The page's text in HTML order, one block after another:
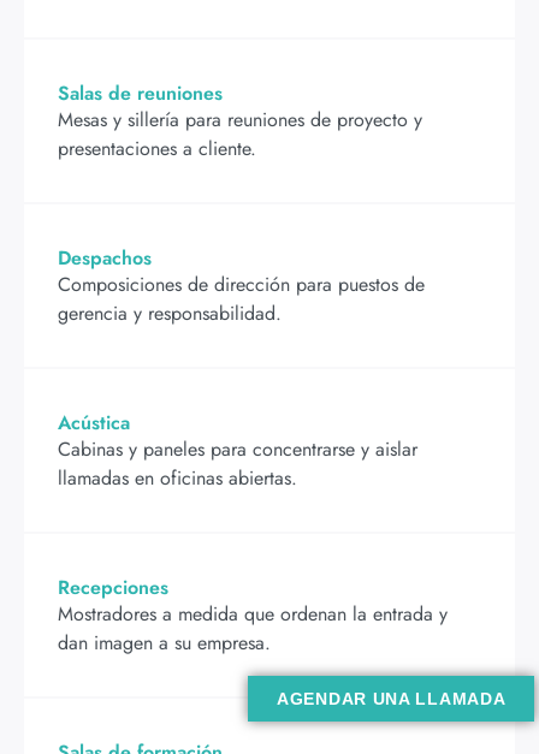
AGENDAR UNA LLAMADA
Salas de reuniones
Mesas y sillería para reuniones de proyecto y
presentaciones a cliente.
Despachos
Composiciones de dirección para puestos de
gerencia y responsabilidad.
Acústica
Cabinas y paneles para concentrarse y aislar
llamadas en oficinas abiertas.
Recepciones
Mostradores a medida que ordenan la entrada y
dan imagen a su empresa.